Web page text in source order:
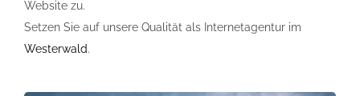
Website zu.
Setzen Sie auf unsere Qualität als Internetagentur im
Westerwald.